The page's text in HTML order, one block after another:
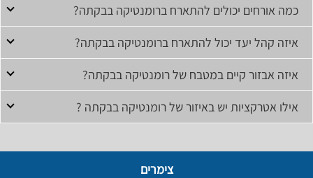
כמה אורחים יכולים להתארח ברומנטיקה בבקתה?
איזה קהל יעד יכול להתארח ברומנטיקה בבקתה?
איזה אבזור קיים במטבח של רומנטיקה בבקתה?
אילו אטרקציות יש באיזור של רומנטיקה בבקתה ?
צימרים